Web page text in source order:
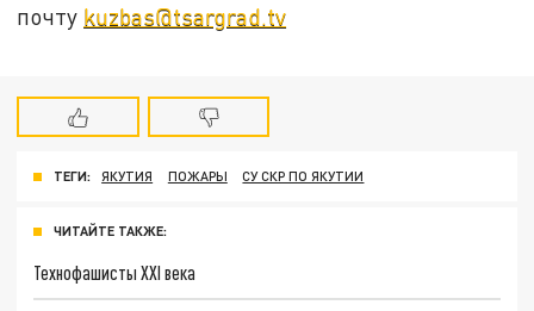
почту kuzbas@tsargrad.tv
ТЕГИ: ЯКУТИЯ ПОЖАРЫ СУ СКР ПО ЯКУТИИ
ЧИТАЙТЕ ТАКЖЕ:
Технофашисты XXI века